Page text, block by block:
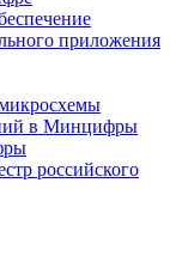
приложения
в Минцифры
российского